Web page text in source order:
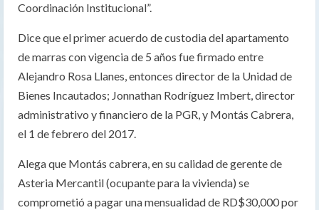
Coordinación Institucional”.
Dice que el primer acuerdo de custodia del apartamento
de marras con vigencia de 5 años fue firmado entre
Alejandro Rosa Llanes, entonces director de la Unidad de
Bienes Incautados; Jonnathan Rodríguez Imbert, director
administrativo y financiero de la PGR, y Montás Cabrera,
el 1 de febrero del 2017.
Alega que Montás cabrera, en su calidad de gerente de
Asteria Mercantil (ocupante para la vivienda) se
comprometió a pagar una mensualidad de RD$30,000 por